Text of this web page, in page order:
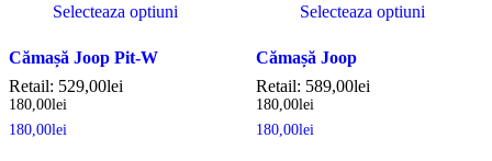
Selecteaza optiuni
Cămașă Joop Pit-W
Retail: 529,00lei
180,00lei
180,00lei
Selecteaza optiuni
Cămașă Joop
Retail: 589,00lei
180,00lei
180,00lei